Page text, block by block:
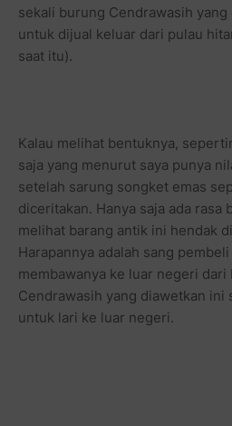
sekali burung Cendrawasih
untuk dijual keluar dari pulau
saat itu).
Kalau melihat bentuknya,
saja yang menurut saya punya
setelah sarung songket emas
diceritakan. Hanya saja ada rasa
melihat barang antik ini hendak
Harapannya adalah sang
membawanya ke luar negeri dari
Cendrawasih yang diawetkan ini
untuk lari ke luar negeri.